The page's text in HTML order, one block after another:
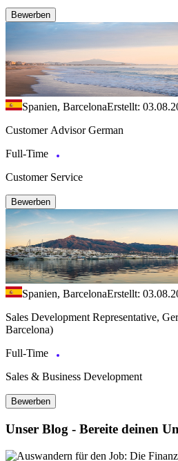
Bewerben
Spanien, BarcelonaErstellt:
Customer Advisor German
Full-Time
Customer Service
Bewerben
Spanien, BarcelonaErstellt:
Sales Development Representative,
Barcelona)
Full-Time
Sales & Business Development
Bewerben
Unser Blog - Bereite deinen